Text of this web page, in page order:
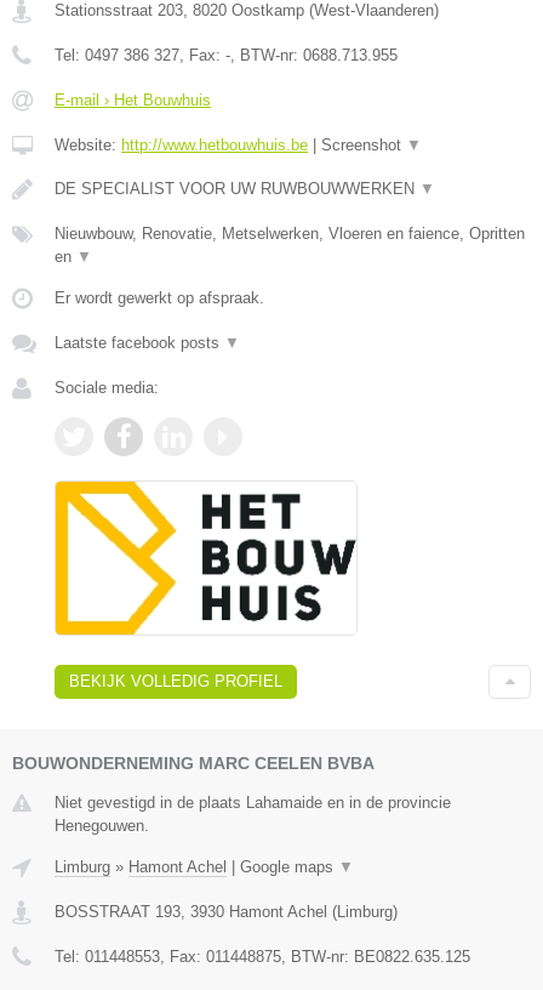
Stationsstraat 203, 8020 Oostkamp (West-Vlaanderen)
Tel: 0497 386 327, Fax: -, BTW-nr: 0688.713.955
E-mail › Het Bouwhuis
Website: http://www.hetbouwhuis.be Screenshot ▼
DE SPECIALIST VOOR UW RUWBOUWWERKEN ▼
Nieuwbouw, Renovatie, Metselwerken, Vloeren en faience, Opritten
en ▼
Er wordt gewerkt op afspraak.
Laatste facebook posts ▼
Sociale media:
BEKIJK VOLLEDIG PROFIEL
BOUWONDERNEMING MARC CEELEN BVBA
Niet gevestigd in de plaats Lahamaide en in de provincie
Henegouwen.
Limburg » Hamont Achel Google maps ▼
BOSSTRAAT 193 3930 Hamont Achel ( Limburg)
Tel: 011448553 , Fax: 011448875 , BTW-nr: BE0822.635.125